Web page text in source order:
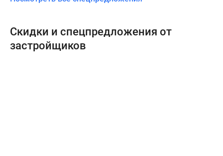
Скидки и спецпредложения от
застройщиков